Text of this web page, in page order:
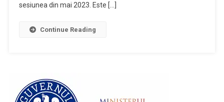
sesiunea din mai 2023. Este […]
Continue Reading